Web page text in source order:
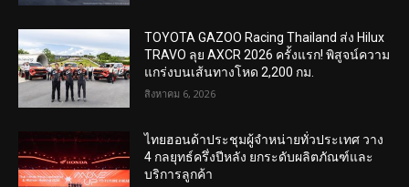
TOYOTA GAZOO Racing Thailand ส่ง Hilux
TRAVO ลุย AXCR 2026 ครั้งแรก! พิสูจน์ความ
แกร่งบนเส้นทางโหด 2,200 กม.
สิงหาคม 6, 2026
ไทยฮอนด้าประชุมผู้จำหน่ายทั่วประเทศ วาง
4 กลยุทธ์ครึ่งปีหลัง ยกระดับผลิตภัณฑ์และ
บริการลูกค้า